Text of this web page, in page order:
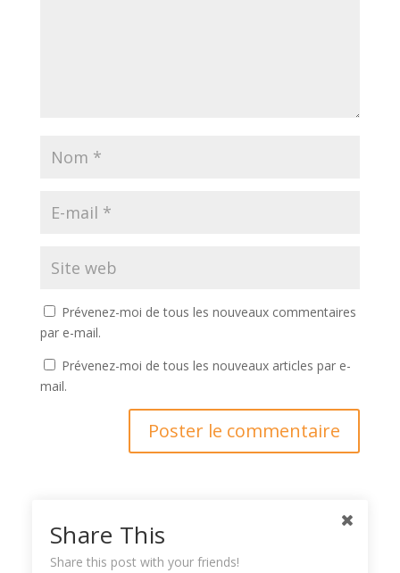
Prévenez-moi de tous les nouveaux commentaires
par e-mail.
Prévenez-moi de tous les nouveaux articles par e-
mail.
En
savoir plus sur la façon dont les données de vos
commentaires sont traitées.
Share This
Share this post with your friends!